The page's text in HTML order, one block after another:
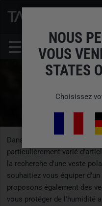
Dans le domaine des
particulièrement varié
la recherche d'une veste
souhaitiez vous équiper
proposons également des
vous protéger de l'humidité
NOUS
VOUS
STATES
Choisissez